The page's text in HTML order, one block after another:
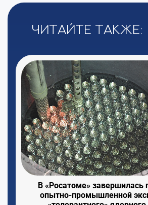
Читайте также:
В «Росатоме» завершилась
опытно-промышленной